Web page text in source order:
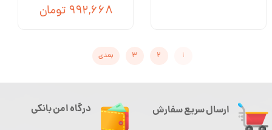
۹۹۲,۶۶۸ تومان
۱ ۲ ۳ بعدی
ارسال سریع سفارش درگاه امن بانکی